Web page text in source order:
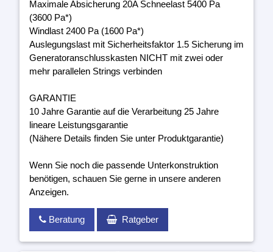
Maximale Absicherung 20A Schneelast 5400 Pa
(3600 Pa*)
Windlast 2400 Pa (1600 Pa*)
Auslegungslast mit Sicherheitsfaktor 1.5 Sicherung im
Generatoranschlusskasten NICHT mit zwei oder
mehr parallelen Strings verbinden
GARANTIE
10 Jahre Garantie auf die Verarbeitung 25 Jahre
lineare Leistungsgarantie
(Nähere Details finden Sie unter Produktgarantie)
Wenn Sie noch die passende Unterkonstruktion
benötigen, schauen Sie gerne in unsere anderen
Anzeigen.
Beratung Ratgeber